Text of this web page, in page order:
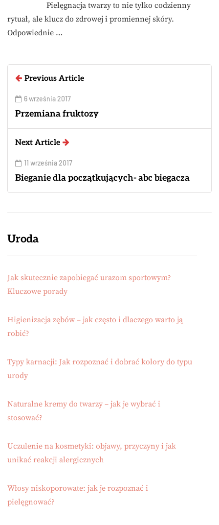
Pielęgnacja twarzy to nie tylko codzienny
rytuał, ale klucz do zdrowej i promiennej skóry.
Odpowiednie …
Previous Article
6 września 2017
Przemiana fruktozy
Next Article
11 września 2017
Bieganie dla początkujących- abc biegacza
Uroda
Jak skutecznie zapobiegać urazom sportowym?
Kluczowe porady
Higienizacja zębów – jak często i dlaczego warto ją
robić?
Typy karnacji: Jak rozpoznać i dobrać kolory do typu
urody
Naturalne kremy do twarzy – jak je wybrać i
stosować?
Uczulenie na kosmetyki: objawy, przyczyny i jak
unikać reakcji alergicznych
Włosy niskoporowate: jak je rozpoznać i
pielęgnować?